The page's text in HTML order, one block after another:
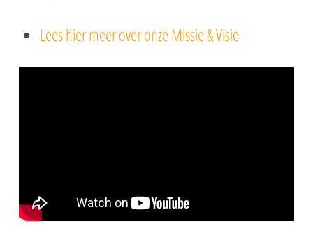
Lees hier meer over onze Missie & Visie